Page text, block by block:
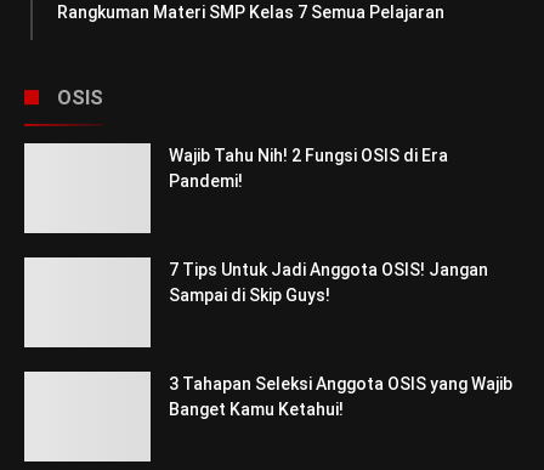
Rangkuman Materi SMP Kelas 7 Semua Pelajaran
OSIS
Wajib Tahu Nih! 2 Fungsi OSIS di Era
Pandemi!
7 Tips Untuk Jadi Anggota OSIS! Jangan
Sampai di Skip Guys!
3 Tahapan Seleksi Anggota OSIS yang Wajib
Banget Kamu Ketahui!